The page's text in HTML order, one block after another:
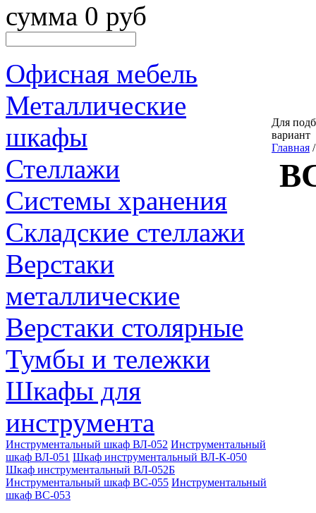
сумма 0 руб
Офисная мебель
Металлические
шкафы
Стеллажи
Системы хранения
Складские стеллажи
Верстаки
металлические
Верстаки столярные
Тумбы и тележки
Шкафы для
инструмента
Инструментальный шкаф ВЛ-052 Инструментальный
шкаф ВЛ-051 Шкаф инструментальный ВЛ-К-050
Шкаф инструментальный ВЛ-052Б
Инструментальный шкаф ВС-055 Инструментальный
шкаф ВС-053
Для
вариант
Главная